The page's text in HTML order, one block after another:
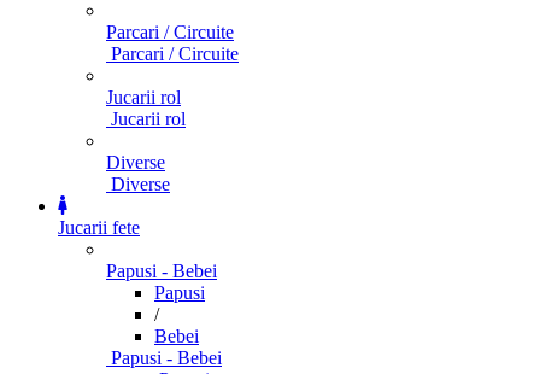
Parcari / Circuite
Parcari / Circuite
Jucarii rol
Jucarii rol
Diverse
Diverse
Jucarii fete
Papusi - Bebei
Papusi
/
Bebei
Papusi - Bebei